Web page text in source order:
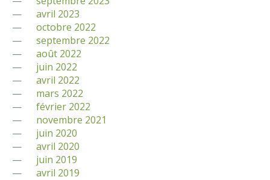
avril 2023
octobre 2022
septembre 2022
août 2022
juin 2022
avril 2022
mars 2022
février 2022
novembre 2021
juin 2020
avril 2020
juin 2019
avril 2019